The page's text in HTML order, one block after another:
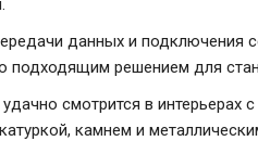
данных и подключения
подходящим решением для
смотрится в интерьерах
камнем и